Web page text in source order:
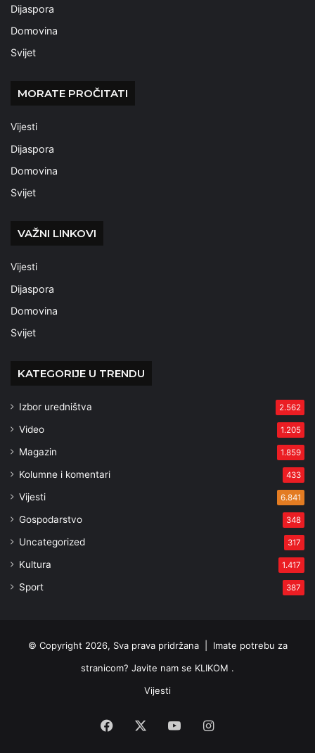
Dijaspora
Domovina
Svijet
MORATE PROČITATI
Vijesti
Dijaspora
Domovina
Svijet
VAŽNI LINKOVI
Vijesti
Dijaspora
Domovina
Svijet
KATEGORIJE U TRENDU
Izbor uredništva 2.562
Video 1.205
Magazin 1.859
Kolumne i komentari 433
Vijesti 6.841
Gospodarstvo 348
Uncategorized 317
Kultura 1.417
Sport 387
© Copyright 2026, Sva prava pridržana | Imate potrebu za
stranicom? Javite nam se KLIKOM .
Vijesti
Facebook YouTubeInstagram